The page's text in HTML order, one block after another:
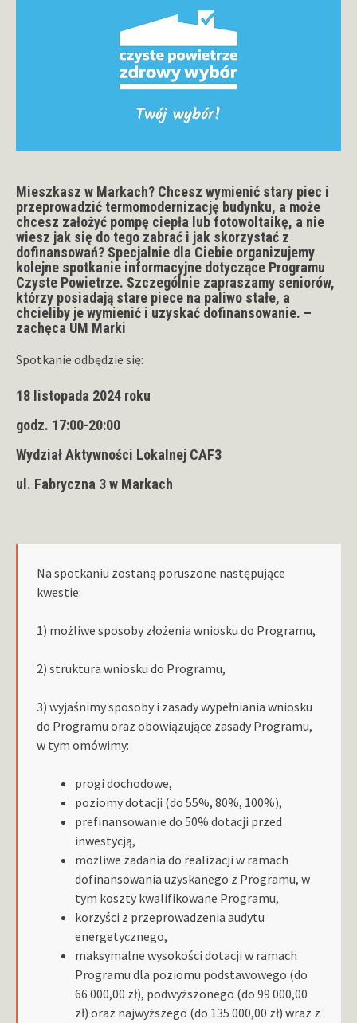
Mieszkasz w Markach? Chcesz wymienić stary piec i
przeprowadzić termomodernizację budynku, a może
chcesz założyć pompę ciepła lub fotowoltaikę, a nie
wiesz jak się do tego zabrać i jak skorzystać z
dofinansowań? Specjalnie dla Ciebie organizujemy
kolejne spotkanie informacyjne dotyczące Programu
Czyste Powietrze. Szczególnie zapraszamy seniorów,
którzy posiadają stare piece na paliwo stałe, a
chcieliby je wymienić i uzyskać dofinansowanie. –
zachęca UM Marki
Spotkanie odbędzie się:
18 listopada 2024 roku
godz. 17:00-20:00
Wydział Aktywności Lokalnej CAF3
ul. Fabryczna 3 w Markach
Na spotkaniu zostaną poruszone następujące
kwestie:
1) możliwe sposoby złożenia wniosku do Programu,
2) struktura wniosku do Programu,
3) wyjaśnimy sposoby i zasady wypełniania wniosku
do Programu oraz obowiązujące zasady Programu,
w tym omówimy:
progi dochodowe,
poziomy dotacji (do 55%, 80%, 100%),
prefinansowanie do 50% dotacji przed
inwestycją,
możliwe zadania do realizacji w ramach
dofinansowania uzyskanego z Programu, w
tym koszty kwalifikowane Programu,
korzyści z przeprowadzenia audytu
energetycznego,
maksymalne wysokości dotacji w ramach
Programu dla poziomu podstawowego (do
66 000,00 zł), podwyższonego (do 99 000,00
zł) oraz najwyższego (do 135 000,00 zł) wraz z